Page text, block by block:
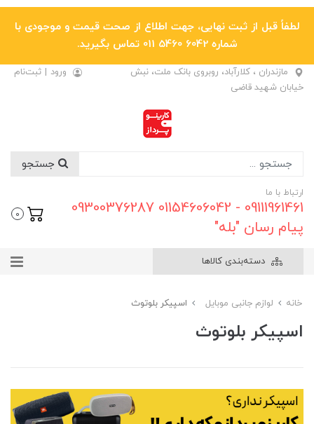
لطفاً قبل از ثبت نهایی، جهت اطلاع از صحت قیمت و موجودی با
شماره 6042 5460 011 تماس بگیرید.
مازندران ، کلارآباد، روبروی بانک ملت، نبش
خیابان شهید قاضی
ورود | ثبت‌نام
ارتباط با ما
09111961461 - 01154606042 09300376287
پیام رسان "بله"
0
دسته‌بندی کالاها
خانه لوازم جانبی موبایل اسپیکر بلوتوث
اسپیکر بلوتوث